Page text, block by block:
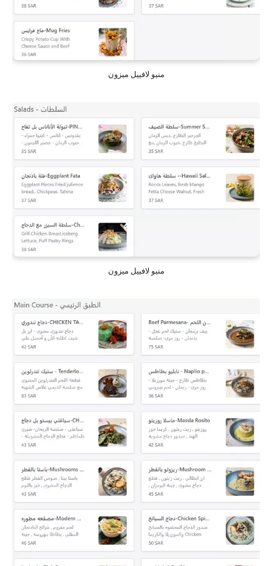
منيو لافييل ميزون
منيو لافييل ميزون